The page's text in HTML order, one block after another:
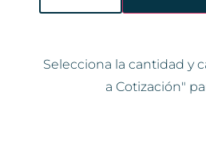
Selecciona la cantidad y
a Cotización"